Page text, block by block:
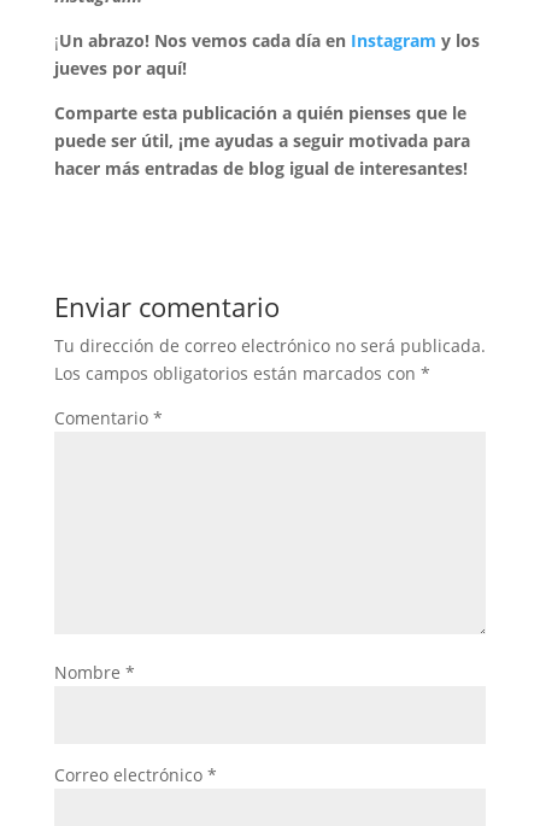
¡Un abrazo! Nos vemos cada día en Instagram y los
jueves por aquí!
Comparte esta publicación a quién pienses que le
puede ser útil, ¡me ayudas a seguir motivada para
hacer más entradas de blog igual de interesantes!
Enviar comentario
Tu dirección de correo electrónico no será publicada.
Los campos obligatorios están marcados con *
Comentario *
Nombre *
Correo electrónico *